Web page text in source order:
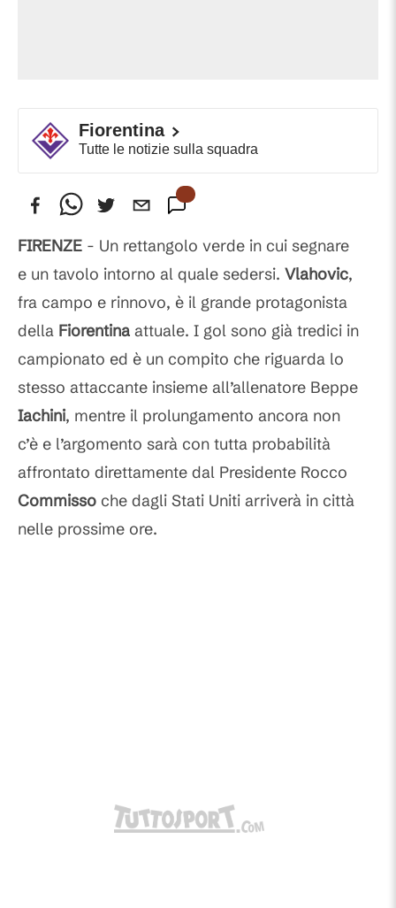
Fiorentina
Tutte le notizie sulla squadra
FIRENZE - Un rettangolo verde in cui segnare
e un tavolo intorno al quale sedersi. Vlahovic,
fra campo e rinnovo, è il grande protagonista
della Fiorentina attuale. I gol sono già tredici in
campionato ed è un compito che riguarda lo
stesso attaccante insieme all’allenatore Beppe
Iachini, mentre il prolungamento ancora non
c’è e l’argomento sarà con tutta probabilità
affrontato direttamente dal Presidente Rocco
Commisso che dagli Stati Uniti arriverà in città
nelle prossime ore.